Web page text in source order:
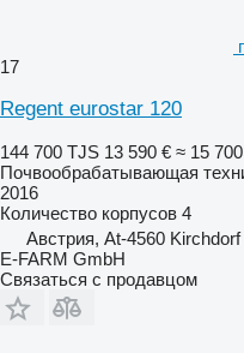
17
Regent eurostar 120
144 700 TJS 13 590 € ≈ 15
Почвообрабатывающая
2016
Количество корпусов 4
Австрия, At-4560 Kirchdorf
E-FARM GmbH
Связаться с продавцом